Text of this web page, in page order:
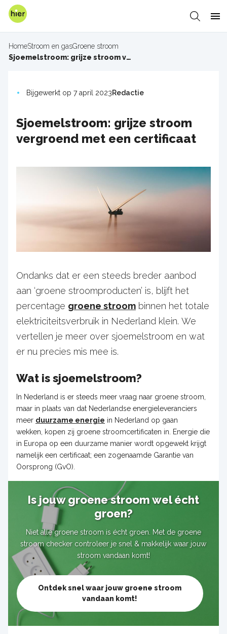
Overslaan
gaan
Zoeken
Kruimelpad
HomeStroom en gasGroene stroom
Sjoemelstroom: grijze stroom vergroend met een certificaat
Bijgewerkt op 7 april 2023Redactie
Sjoemelstroom: grijze stroom
vergroend met een certificaat
Ondanks dat er een steeds breder aanbod
aan ‘groene stroomproducten’ is, blijft het
percentage groene stroom binnen het totale
elektriciteitsverbruik in Nederland klein. We
vertellen je meer over sjoemelstroom en wat
er nu precies mis mee is.
Wat is sjoemelstroom?
In Nederland is er steeds meer vraag naar groene stroom,
maar in plaats van dat Nederlandse energieleveranciers
meer duurzame energie in Nederland op gaan
wekken, kopen zij groene stroomcertificaten in. Energie die
in Europa op een duurzame manier wordt opgewekt krijgt
namelijk een certificaat; een zogenaamde Garantie van
Oorsprong (GvO).
Is jouw groene stroom wel écht
groen?
Niet alle groene stroom is écht groen. Met de groene
stroom checker controleer je snel & makkelijk waar jouw
stroom vandaan komt!
Ontdek snel waar jouw groene stroom
vandaan komt!